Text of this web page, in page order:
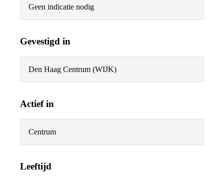
Geen indicatie nodig
Gevestigd in
Den Haag Centrum (WIJK)
Actief in
Centrum
Leeftijd